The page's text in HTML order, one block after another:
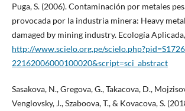
Puga, S. (2006). Contaminación por metales
provocada por la industria minera: Heavy
damaged by mining industry. Ecología
http://www.scielo.org.pe/
22162006000100020&script=sci_abstract
Sasakova, N., Gregova, G., Takacova, D.,
Venglovsky, J., Szaboova, T., & Kovacova, S.